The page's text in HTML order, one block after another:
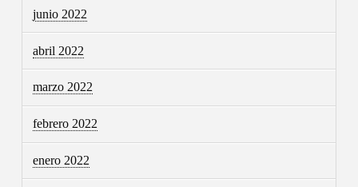
junio 2022
abril 2022
marzo 2022
febrero 2022
enero 2022